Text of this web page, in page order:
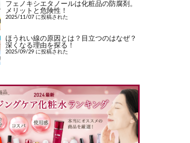
フェノキシエタノールは化粧品の防腐剤。
メリットと危険性！
2025/11/07 に投稿された
ほうれい線の原因とは？目立つのはなぜ？
深くなる理由を探る！
2025/09/29 に投稿された